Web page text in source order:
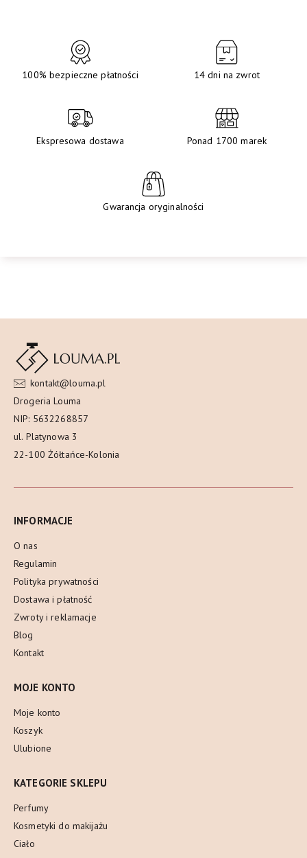
100% bezpieczne płatności 14 dni na zwrot
Ekspresowa dostawa Ponad 1700 marek
Gwarancja oryginalności
kontakt@louma.pl
Drogeria Louma
NIP: 5632268857
ul. Platynowa 3
22-100 Żółtańce-Kolonia
INFORMACJE
O nas
Regulamin
Polityka prywatności
Dostawa i płatność
Zwroty i reklamacje
Blog
Kontakt
MOJE KONTO
Moje konto
Koszyk
Ulubione
KATEGORIE SKLEPU
Perfumy
Kosmetyki do makijażu
Ciało